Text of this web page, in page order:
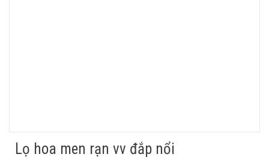
Lọ hoa men rạn vv đắp nổi